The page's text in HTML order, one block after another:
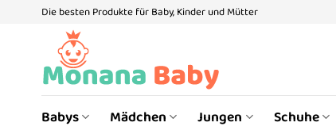
Die besten Produkte für Baby, Kinder und Mütter
Babys Mädchen Jungen Schuhe